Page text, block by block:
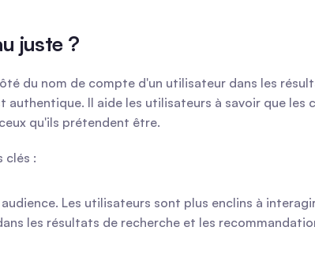
juste ?
du nom de compte d'un utilisateur dans les
Il aide les utilisateurs à savoir que
qu'ils prétendent être.
clés :
Les utilisateurs sont plus enclins à
les résultats de recherche et les